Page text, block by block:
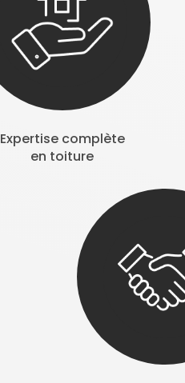
Expertise complète
en toiture